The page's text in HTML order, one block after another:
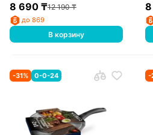
8 690₸12 190₸
до 869
В корзину
-31% 0-0-24 -